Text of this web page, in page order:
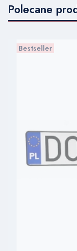
Polecane
Bestseller